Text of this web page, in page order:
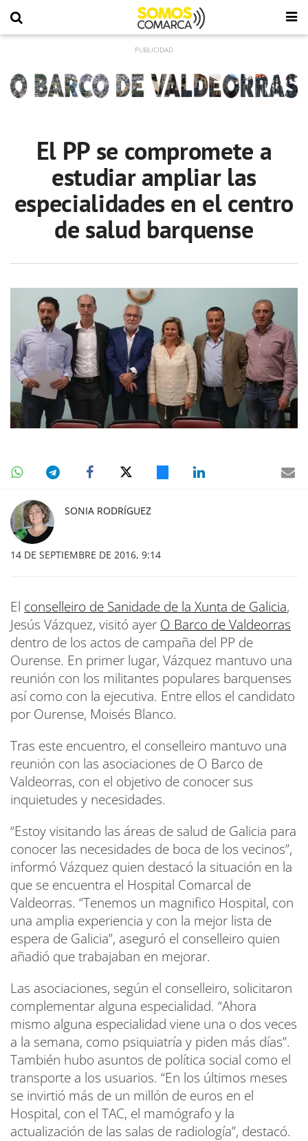
El PP se compromete a
estudiar ampliar las
especialidades en el centro
de salud barquense
SONIA RODRÍGUEZ
14 DE SEPTIEMBRE DE 2016, 9:14
El conselleiro de Sanidade de la Xunta de Galicia,
Jesús Vázquez, visitó ayer O Barco de Valdeorras
dentro de los actos de campaña del PP de
Ourense. En primer lugar, Vázquez mantuvo una
reunión con los militantes populares barquenses
así como con la ejecutiva. Entre ellos el candidato
por Ourense, Moisés Blanco.
Tras este encuentro, el conselleiro mantuvo una
reunión con las asociaciones de O Barco de
Valdeorras, con el objetivo de conocer sus
inquietudes y necesidades.
“Estoy visitando las áreas de salud de Galicia para
conocer las necesidades de boca de los vecinos”,
informó Vázquez quien destacó la situación en la
que se encuentra el Hospital Comarcal de
Valdeorras. “Tenemos un magnifico Hospital, con
una amplia experiencia y con la mejor lista de
espera de Galicia”, aseguró el conselleiro quien
añadió que trabajaban en mejorar.
Las asociaciones, según el conselleiro, solicitaron
complementar alguna especialidad. “Ahora
mismo alguna especialidad viene una o dos veces
a la semana, como psiquiatría y piden más días”.
También hubo asuntos de política social como el
transporte a los usuarios. “En los últimos meses
se invirtió más de un millón de euros en el
Hospital, con el TAC, el mamógrafo y la
actualización de las salas de radiología”, destacó.